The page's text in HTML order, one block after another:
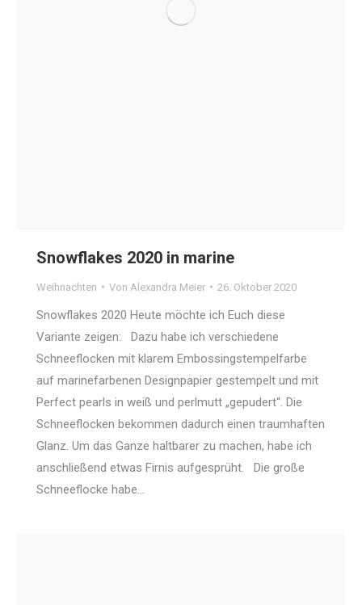
Snowflakes 2020 in marine
Weihnachten Von Alexandra Meier 26. Oktober 2020
Snowflakes 2020 Heute möchte ich Euch diese
Variante zeigen: Dazu habe ich verschiedene
Schneeflocken mit klarem Embossingstempelfarbe
auf marinefarbenen Designpapier gestempelt und mit
Perfect pearls in weiß und perlmutt „gepudert“. Die
Schneeflocken bekommen dadurch einen traumhaften
Glanz. Um das Ganze haltbarer zu machen, habe ich
anschließend etwas Firnis aufgesprüht. Die große
Schneeflocke habe…